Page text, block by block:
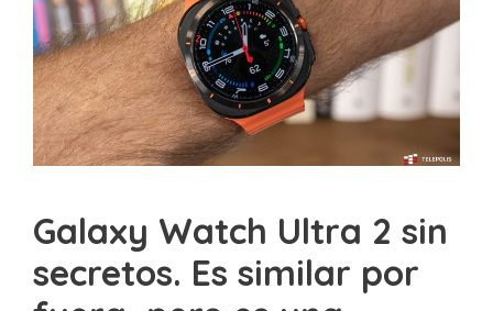
Galaxy Watch Ultra 2 sin
secretos. Es similar por